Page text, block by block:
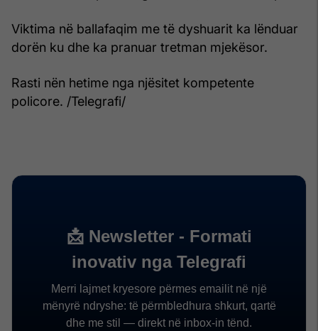
Viktima në ballafaqim me të dyshuarit ka lënduar
dorën ku dhe ka pranuar tretman mjekësor.
Rasti nën hetime nga njësitet kompetente
policore. /Telegrafi/